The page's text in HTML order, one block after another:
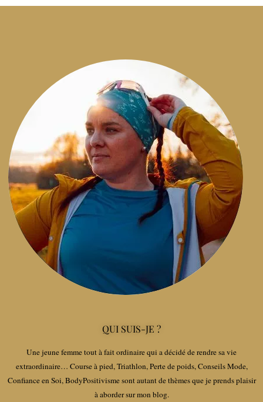
QUI SUIS-JE ?
Une jeune femme tout à fait ordinaire qui a décidé de rendre sa vie
extraordinaire… Course à pied, Triathlon, Perte de poids, Conseils Mode,
Confiance en Soi, BodyPositivisme sont autant de thèmes que je prends plaisir
à aborder sur mon blog.